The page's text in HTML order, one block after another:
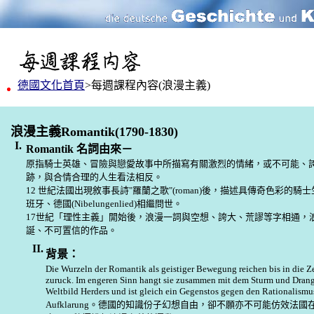
德國文化首頁>每週課程內容(浪漫主義)
浪漫主義Romantik(1790-1830)
I. Romantik 名詞由來－
原指騎士英雄、 冒險與戀愛故事中所描寫有關激烈的情緒， 或不可能、
跡， 與合情合理的人生看法相反 。
12 世紀法國出現敘事長詩"羅蘭之歌"(roman)後，描述具傳奇色彩的騎
班牙、德國(Nibelungenlied)相繼問世。
17世紀「理性主義」開始後，浪漫一詞與空想、誇大、荒謬等字相通，
誕、不可置信的作品。
II. 背景：
Die Wurzeln der Romantik als geistiger Bewegung reichen bis in die
zuruck. Im engeren Sinn hangt sie zusammen mit dem Sturm und
Weltbild Herders und ist gleich ein Gegenstos gegen den
Aufklarung 。 德國的知識份子幻想自由 ， 卻不願亦不可能仿效法國